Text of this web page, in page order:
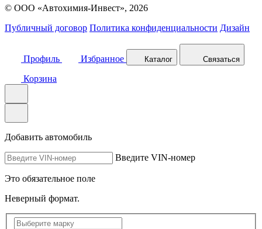
© ООО «Автохимия-Инвест», 2026
Публичный договор Политика конфиденциальности Дизайн
Профиль Избранное Каталог Связаться
Корзина
Добавить автомобиль
Введите VIN-номер
Это обязательное поле
Неверный формат.